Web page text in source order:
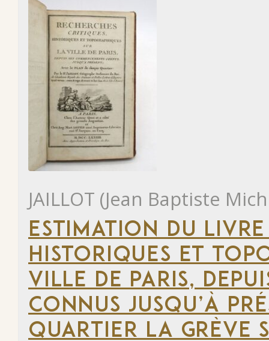
JAILLOT (Jean Baptiste
ESTIMATION DU
HISTORIQUES ET
VILLE DE PARIS,
CONNUS JUSQU’À
QUARTIER LA GRÈVE